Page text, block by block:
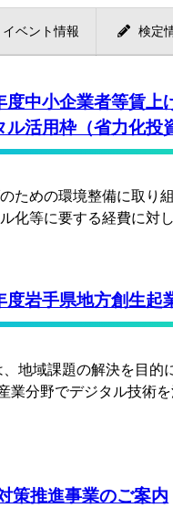
イベント情報 検定
度中小企業者等賃
活用枠（省力化投
ための環境整備に取り
化等に要する経費に
度岩手県地方創生
地域課題の解決を目
分野でデジタル技術
策推進事業のご案内